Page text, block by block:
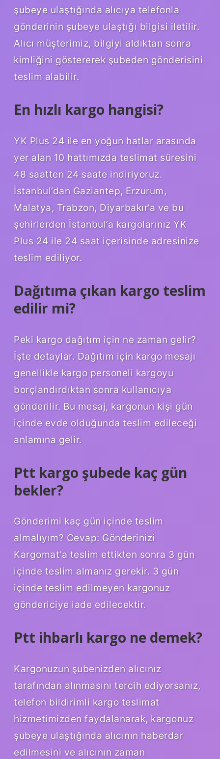
şubeye ulaştığında alıcıya telefonla
gönderinin şubeye ulaştığı bilgisi iletilir.
Alıcı müşterimiz, bilgiyi aldıktan sonra
kimliğini göstererek şubeden gönderisini
teslim alabilir.
En hızlı kargo hangisi?
YK Plus 24 ile en yoğun hatlar arasında
yer alan 10 hattımızda teslimat süresini
48 saatten 24 saate indiriyoruz.
İstanbul’dan Gaziantep, Erzurum,
Malatya, Trabzon, Diyarbakır’a ve bu
şehirlerden İstanbul’a kargolarınız YK
Plus 24 ile 24 saat içerisinde adresinize
teslim ediliyor.
Dağıtıma çıkan kargo teslim
edilir mi?
Peki kargo dağıtım için ne zaman gelir?
İşte detaylar. Dağıtım için kargo mesajı
genellikle kargo personeli kargoyu
borçlandırdıktan sonra kullanıcıya
gönderilir. Bu mesaj, kargonun kişi gün
içinde evde olduğunda teslim edileceği
anlamına gelir.
Ptt kargo şubede kaç gün
bekler?
Gönderimi kaç gün içinde teslim
almalıyım? Cevap: Gönderinizi
Kargomat’a teslim ettikten sonra 3 gün
içinde teslim almanız gerekir. 3 gün
içinde teslim edilmeyen kargonuz
göndericiye iade edilecektir.
Ptt ihbarlı kargo ne demek?
Kargonuzun şubenizden alıcınız
tarafından alınmasını tercih ediyorsanız,
telefon bildirimli kargo teslimat
hizmetimizden faydalanarak, kargonuz
şubeye ulaştığında alıcının haberdar
edilmesini ve alıcının zaman